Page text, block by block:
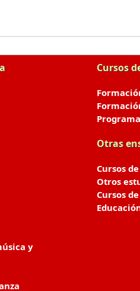
y
Cursos
Otras
Cursos
Otros
Cursos